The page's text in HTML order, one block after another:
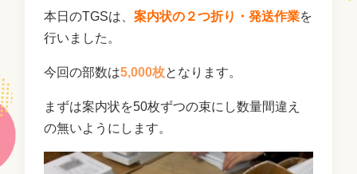
本日のTGSは、案内状の２つ折り・発送作業を
行いました。
今回の部数は5,000枚となります。
まずは案内状を50枚ずつの束にし数量間違え
の無いようにします。